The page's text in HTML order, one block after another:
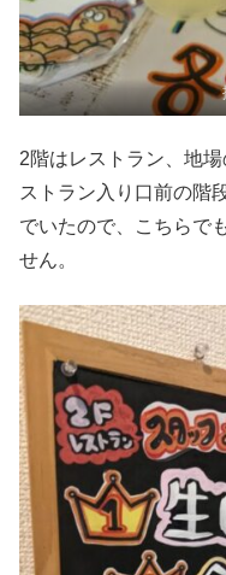
2階はレストラン、地
ストラン入り口前の階
でいたので、こちらで
せん。